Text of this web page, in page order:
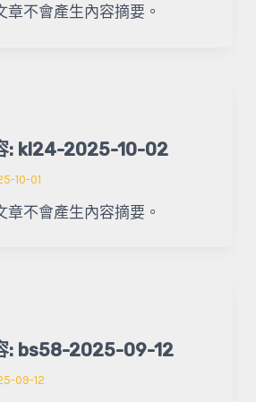
章不會產生內容摘要。
: kl24-2025-10-02
10-01
章不會產生內容摘要。
: bs58-2025-09-12
09-12